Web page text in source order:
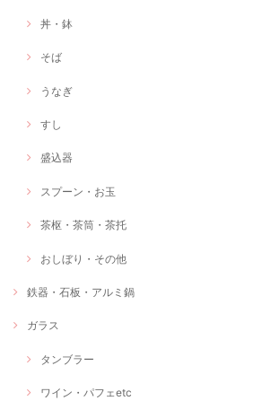
丼・鉢
そば
うなぎ
すし
盛込器
スプーン・お玉
茶枢・茶筒・茶托
おしぼり・その他
鉄器・石板・アルミ鍋
ガラス
タンブラー
ワイン・パフェetc